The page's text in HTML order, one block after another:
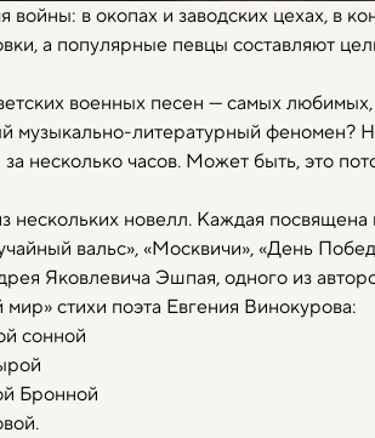
войны: в окопах и заводских цехах, в
а популярные певцы составляют
военных песен — самых
музыкально-литературный феномен?
за несколько часов. Может быть, это
нескольких новелл. Каждая
вальс», «Москвичи», «День
Яковлевича Эшпая, одного из
стихи поэта Евгения Винокурова:
сонной
Бронной